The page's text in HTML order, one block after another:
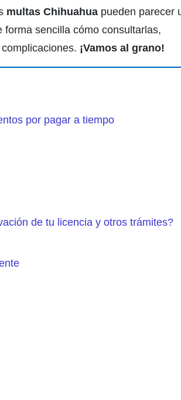
multas Chihuahua pueden parecer
forma sencilla cómo consultarlas,
¡Vamos al grano!
por pagar a tiempo
de tu licencia y otros trámites?